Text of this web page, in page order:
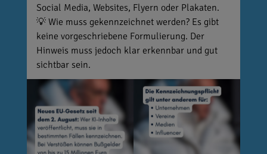
Social Media, Websites, Flyern oder Plakaten.
💡 Wie muss gekennzeichnet werden? Es gibt
keine vorgeschriebene Formulierung. Der
Hinweis muss jedoch klar erkennbar und gut
sichtbar sein.